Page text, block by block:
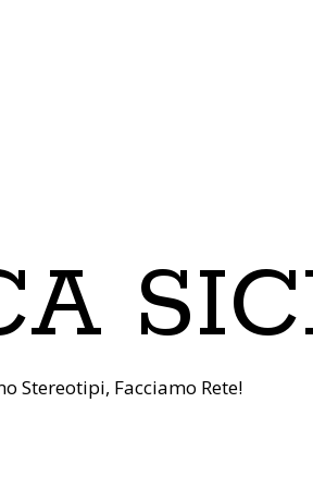
Stereotipi, Facciamo Rete!